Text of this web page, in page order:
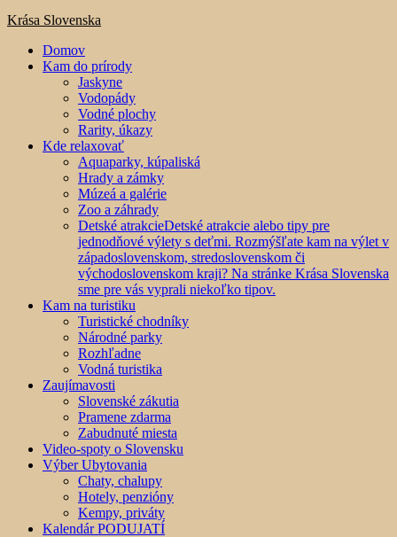
Krása Slovenska
Domov
Kam do prírody
Jaskyne
Vodopády
Vodné plochy
Rarity, úkazy
Kde relaxovať
Aquaparky, kúpaliská
Hrady a zámky
Múzeá a galérie
Zoo a záhrady
Detské atrakcieDetské atrakcie alebo tipy pre
jednodňové výlety s deťmi. Rozmýšľate kam na výlet v
západoslovenskom, stredoslovenskom či
východoslovenskom kraji? Na stránke Krása Slovenska
sme pre vás vyprali niekoľko tipov.
Kam na turistiku
Turistické chodníky
Národné parky
Rozhľadne
Vodná turistika
Zaujímavosti
Slovenské zákutia
Pramene zdarma
Zabudnuté miesta
Video-spoty o Slovensku
Výber Ubytovania
Chaty, chalupy
Hotely, penzióny
Kempy, priváty
Kalendár PODUJATÍ